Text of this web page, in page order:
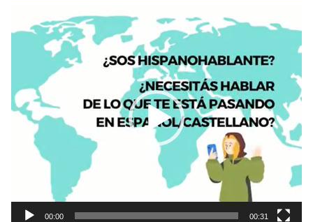
e
d
d
00:00 00:31